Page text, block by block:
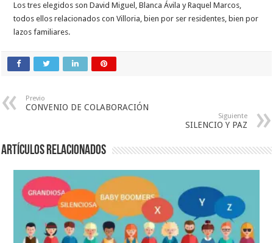
Los tres elegidos son David Miguel, Blanca Ávila y Raquel Marcos,
todos ellos relacionados con Villoria, bien por ser residentes, bien por
lazos familiares.
Previo
CONVENIO DE COLABORACIÓN
Siguiente
SILENCIO Y PAZ
Artículos relacionados